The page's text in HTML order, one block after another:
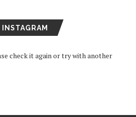
INSTAGRAM
check it again or try with another